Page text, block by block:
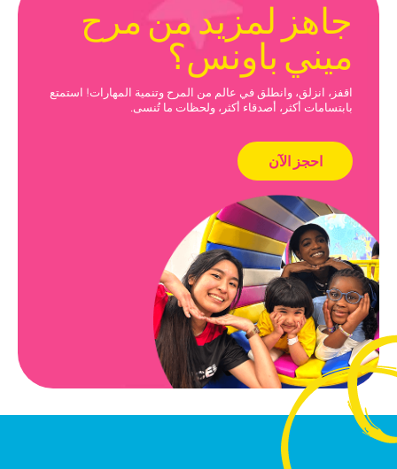
جاهز لمزيد من مرح
ميني باونس؟
اقفز، انزلق، وانطلق في عالم من المرح وتنمية المهارات! استمتع
بابتسامات أكثر، أصدقاء أكثر، ولحظات ما تُنسى.
احجز الآن